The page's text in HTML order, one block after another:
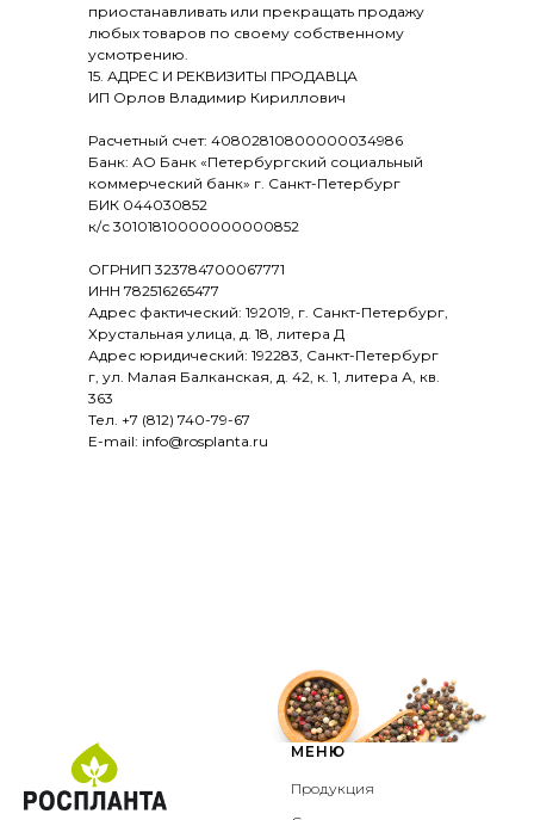
приостанавливать или прекращать продажу
любых товаров по своему собственному
усмотрению.
15. АДРЕС И РЕКВИЗИТЫ ПРОДАВЦА
ИП Орлов Владимир Кириллович
Расчетный счет: 40802810800000034986
Банк: АО Банк «Петербургский социальный
коммерческий банк» г. Санкт-Петербург
БИК 044030852
к/с 30101810000000000852
ОГРНИП 323784700067771
ИНН 782516265477
Адрес фактический: 192019, г. Санкт-Петербург,
Хрустальная улица, д. 18, литера Д
Адрес юридический: 192283, Санкт-Петербург
г, ул. Малая Балканская, д. 42, к. 1, литера А, кв.
363
Тел. +7 (812) 740-79-67
E-mail: info@rosplanta.ru
МЕНЮ
Продукция